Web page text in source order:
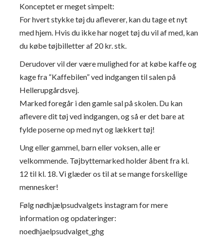
Konceptet er meget simpelt:
For hvert stykke tøj du afleverer, kan du tage et nyt
med hjem. Hvis du ikke har noget tøj du vil af med, kan
du købe tøjbilletter af 20 kr. stk.
Derudover vil der være mulighed for at købe kaffe og
kage fra “Kaffebilen” ved indgangen til salen på
Hellerupgårdsvej.
Marked foregår i den gamle sal på skolen. Du kan
aflevere dit tøj ved indgangen, og så er det bare at
fylde poserne op med nyt og lækkert tøj!
Ung eller gammel, barn eller voksen, alle er
velkommende. Tøjbyttemarked holder åbent fra kl.
12 til kl. 18. Vi glæder os til at se mange forskellige
mennesker!
Følg nødhjælpsudvalgets instagram for mere
information og opdateringer:
noedhjaelpsudvalget_ghg